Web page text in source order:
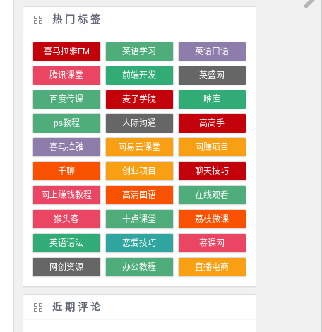
热门标签
喜马拉雅FM 英语学习 英语口语
腾讯课堂 前端开发 英盛网
百度传课 麦子学院 唯库
ps教程 人际沟通 高高手
喜马拉雅 网易云课堂 网赚项目
千聊 创业项目 聊天技巧
网上赚钱教程 高清国语 在线观看
猴头客 十点课堂 荔枝微课
英语语法 恋爱技巧 慕课网
网创资源 办公教程 直播电商
近期评论